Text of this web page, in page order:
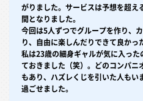
がりました。サービスは予想を超
間となりました。
今回は5人ずつでグループを作り、
り、自由に楽しんだりできて良かっ
私は23歳の細身ギャルが気に入っ
ておきました（笑）。どのコンパ
もあり、ハズレくじを引いた人も
過ごせました。